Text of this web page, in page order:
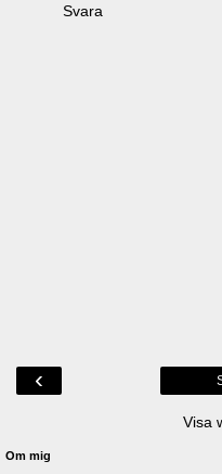
Svara
‹
Visa
Om mig